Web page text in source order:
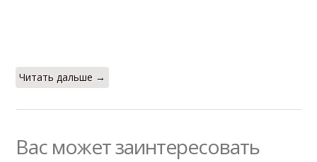
Читать дальше →
Вас может заинтересовать